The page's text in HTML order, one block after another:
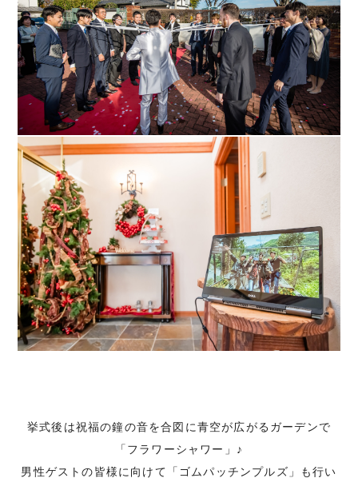
挙式後は祝福の鐘の音を合図に青空が広がるガーデンで
「フラワーシャワー」♪
男性ゲストの皆様に向けて「ゴムパッチンプルズ」も行い